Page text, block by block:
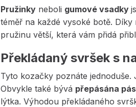
Pružinky neboli gumové vsadky
téměř na každé vysoké botě.
pružinu větší, která vám přidá
Překládaný svršek s
Tyto kozačky poznáte jednoduše.
Obvykle také bývá přepásána
lýtka. Výhodou překládaného